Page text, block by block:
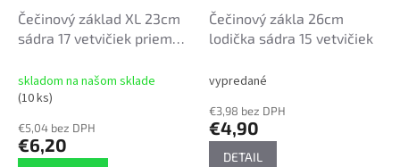
Čečinový základ XL 23cm
sádra 17 vetvičiek priemer
skladom na našom sklade
(10 ks)
€5,04 bez DPH
€6,20
Čečinový zákla 26cm
lodička sádra 15 vetvičiek
vypredané
€3,98 bez DPH
€4,90
DETAIL